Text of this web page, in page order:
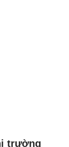
trường